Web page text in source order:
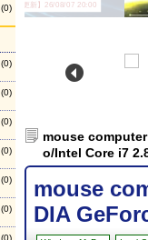
(0)
(0)
(0)
(0)
(0)
(0)
(0)
(0)
【最終更新】26/08/07 20:00
mouse computer
o/Intel Core i7
mouse
DIA